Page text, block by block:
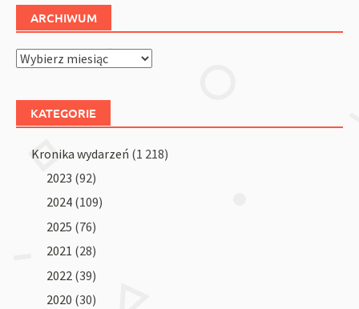
ARCHIWUM
Archiwum
KATEGORIE
Kronika wydarzeń (1 218)
2023 (92)
2024 (109)
2025 (76)
2021 (28)
2022 (39)
2020 (30)